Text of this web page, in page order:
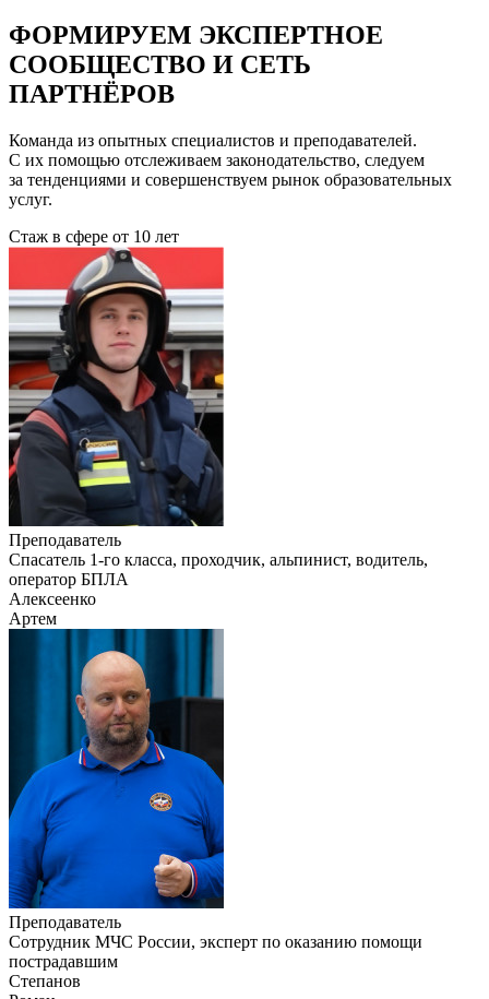
ФОРМИРУЕМ ЭКСПЕРТНОЕ
СООБЩЕСТВО И СЕТЬ
ПАРТНЁРОВ
Команда из опытных специалистов и преподавателей.
С их помощью отслеживаем законодательство, следуем
за тенденциями и совершенствуем рынок образовательных
услуг.
Стаж в сфере от 10 лет
Преподаватель
Cпасатель 1-го класса, проходчик, альпинист, водитель,
оператор БПЛА
Алексеенко
Артем
Преподаватель
Сотрудник МЧС России, эксперт по оказанию помощи
пострадавшим
Степанов